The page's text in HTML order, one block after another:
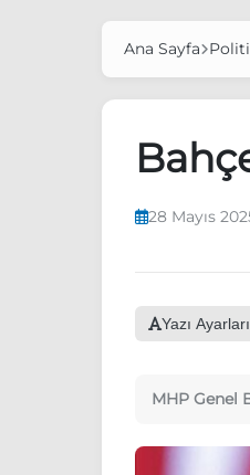
Ana Sayfa
28 Mayıs
Yazı Ayarları
MHP Genel